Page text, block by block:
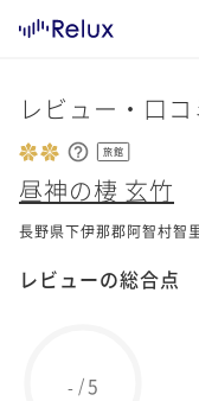
レビュー・口コ
旅館
昼神の棲 玄竹
長野県下伊那郡阿智村智
レビューの総合点
- /5